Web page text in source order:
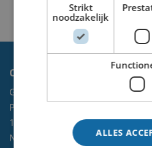
Contact
Gemeente Velsen
Postbus 465
1970 AL
IJMUIDEN
NL
Strikt
noodzakelijk
ALLES